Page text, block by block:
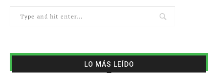
LO MÁS LEÍDO